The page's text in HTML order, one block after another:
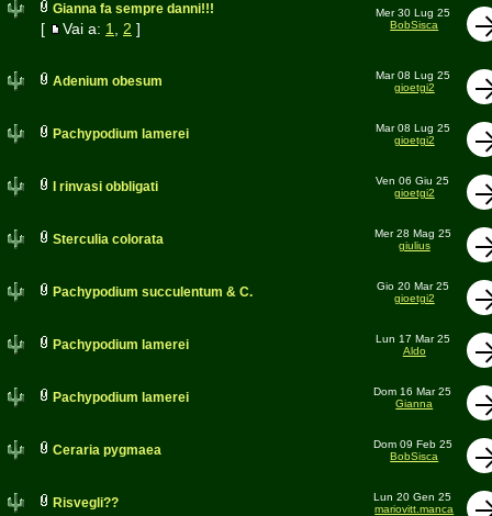
Gianna fa sempre danni!!!
[ Vai a: 1 2 ]
Mer 30 Lug 25
BobSisca
Adenium obesum
Mar 08 Lug 25
gioetgi2
Pachypodium lamerei
Mar 08 Lug 25
gioetgi2
I rinvasi obbligati
Ven 06 Giu 25
gioetgi2
Sterculia colorata
Mer 28 Mag 25
giulius
Pachypodium succulentum & C.
Gio 20 Mar 25
gioetgi2
Pachypodium lamerei
Lun 17 Mar 25
Aldo
Pachypodium lamerei
Dom 16 Mar 25
Gianna
Ceraria pygmaea
Dom 09 Feb 25
BobSisca
Risvegli??
Lun 20 Gen 25
mariovitt.manca